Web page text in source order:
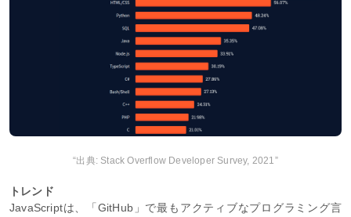
“出典: Stack Overflow Developer Survey, 2021”
トレンド
JavaScriptは、「GitHub」で最もアクティブなプログラミング言